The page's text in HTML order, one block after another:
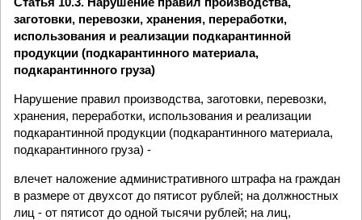
заготовки, перевозки, хранения, переработки,
использования и реализации подкарантинной
продукции (подкарантинного материала,
подкарантинного груза)
Нарушение правил производства, заготовки, перевозки,
хранения, переработки, использования и реализации
подкарантинной продукции (подкарантинного материала,
подкарантинного груза) -
влечет наложение административного штрафа на граждан
в размере от двухсот до пятисот рублей; на должностных
лиц - от пятисот до одной тысячи рублей; на лиц,